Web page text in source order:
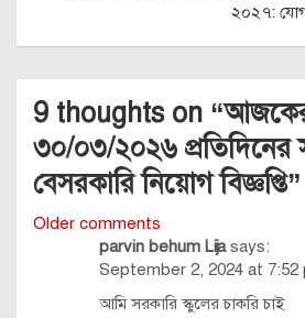
২০২৭:
9 thoughts on “
৩০/০৩/২০২৬ প্রতিদিনের
বেসরকারি নিয়োগ বিজ্ঞপ্তি”
Comments
navigation
Older comments
parvin behum Lija says:
September 2, 2024 at 7:52
আমি সরকারি স্কুলের চাকরি চাই